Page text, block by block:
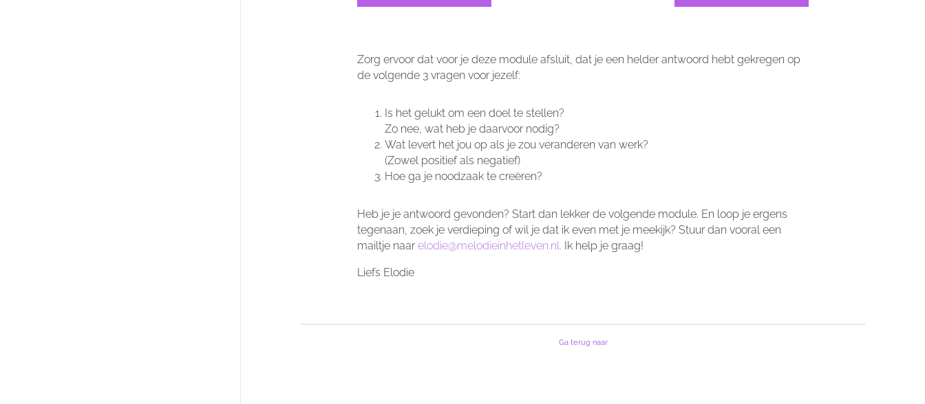
verhogen
Zorg ervoor dat voor je deze module afsluit, dat je een helder antwoord hebt gekregen op
de volgende 3 vragen voor jezelf:
Is het gelukt om een doel te stellen?
Zo nee, wat heb je daarvoor nodig?
Wat levert het jou op als je zou veranderen van werk?
(Zowel positief als negatief)
Hoe ga je noodzaak te creëren?
Heb je je antwoord gevonden? Start dan lekker de volgende module. En loop je ergens
tegenaan, zoek je verdieping of wil je dat ik even met je meekijk? Stuur dan vooral een
mailtje naarelodie@melodieinhetleven.nl. Ik help je graag!
Liefs Elodie
Ga terug naar